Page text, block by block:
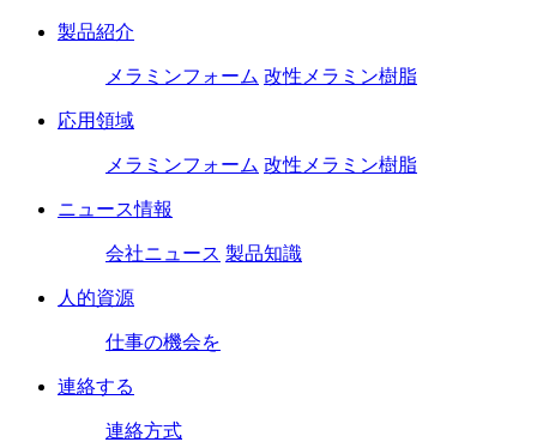
製品紹介
メラミンフォーム 改性メラミン樹脂
応用領域
メラミンフォーム 改性メラミン樹脂
ニュース情報
会社ニュース 製品知識
人的資源
仕事の機会を
連絡する
連絡方式